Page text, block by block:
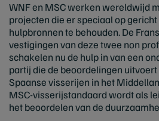
WNF en MSC werken wereldwijd
projecten die er speciaal op
hulpbronnen te behouden. De
vestigingen van deze twee non
schakelen nu de hulp in van een
partij die de beoordelingen uitvoert
Spaanse visserijen in het
MSC-visserijstandaard wordt als
het beoordelen van de